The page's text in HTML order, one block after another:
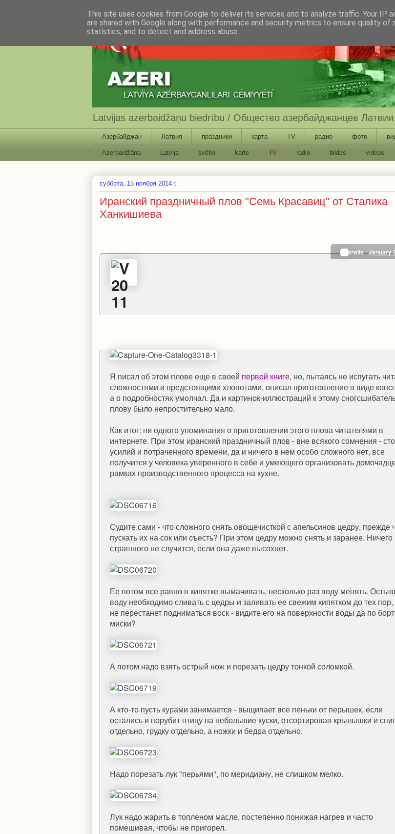
Latvijas azerbaidžāņu biedrību / Общество азербайджанцев
Азербайджан Латвия праздники карта TV радио фото
Azerbaidžāna Latvija svētki karte TV radio bildes videos
суббота, 15 ноября 2014 г.
Иранский праздничный плов "Семь Красавиц" от Сталика
Ханкишиева
stalic January
Я писал об этом плове еще в своей первой книге, но, пытаясь не испугать
сложностями и предстоящими хлопотами, описал приготовление в виде
а о подробностях умолчал. Да и картинок-иллюстраций к этому
плову было непростительно мало.
Как итог: ни одного упоминания о приготовлении этого плова читателями в
интернете. При этом иранский праздничный плов - вне всякого сомнения -
усилий и потраченного времени, да и ничего в нем особо сложного нет, все
получится у человека уверенного в себе и умеющего организовать
рамках производственного процесса на кухне.
Судите сами - что сложного снять овощечисткой с апельсинов цедру, прежде
пускать их на сок или cъесть? При этом цедру можно снять и заранее. Ничего
страшного не случится, если она даже высохнет.
Ее потом все равно в кипятке вымачивать, несколько раз воду менять.
воду необходимо сливать с цедры и заливать ее свежим кипятком до тех пор,
не перестанет подниматься воск - видите его на поверхности воды да по
миски?
А потом надо взять острый нож и порезать цедру тонкой соломкой.
А кто-то пусть курами занимается - выщипает все пеньки от перышек, если
остались и порубит птицу на небольшие куски, отсортировав крылышки и
отдельно, грудку отдельно, а ножки и бедра отдельно.
Надо порезать лук "перьями", по меридиану, не слишком мелко.
Лук надо жарить в топленом масле, постепенно понижая нагрев и часто
помешивая, чтобы не пригорел.
This site uses cookies from Google to deliver its services and to analyze traffic. Your IP
are shared with Google along with performance and security metrics to ensure quality of
statistics, and to detect and address abuse.